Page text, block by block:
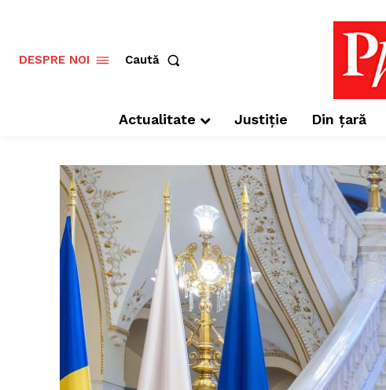
DESPRE NOI Caută
Actualitate Justiție Din țară